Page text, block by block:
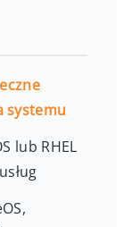
systemu
lub RHEL